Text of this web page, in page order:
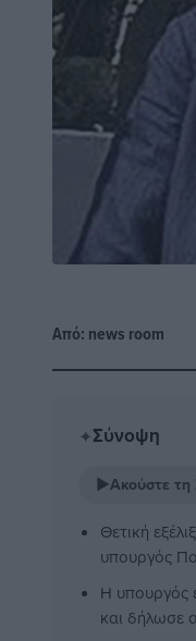
Από: news room
✦Σύνοψη
▶Ακούστε
Θετική
υπουργός
Η υπουργός
και δήλωσε